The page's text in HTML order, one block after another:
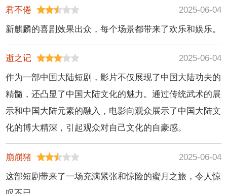
君不倦
2025-06-04
新麒麟的喜剧效果出众，每个场景都带来了欢乐和娱乐。
逝之记
2025-06-04
作为一部中国大陆短剧，影片不仅展现了中国大陆功夫的
精髓，还凸显了中国大陆文化的魅力。通过传统武术的展
示和中国大陆元素的融入，电影向观众展示了中国大陆文
化的博大精深，引起观众对自己文化的自豪感。
崩崩猪
2025-06-04
这部短剧带来了一场充满紧张和惊险的蜜月之旅，令人惊